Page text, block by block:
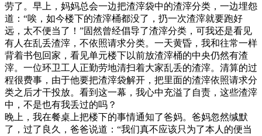
劳了。早上，妈妈总会一边把渣滓袋中的渣滓分类，一边埋怨
道：“唉，如今楼下的渣滓桶都没了，扔一次渣滓就要跑好
远，太不便当了！”固然曾经倡导了渣滓分类，可我还是看见
有人在乱丢渣滓，不依照请求分类。一天黄昏，我和往常一样
背着书包回家，看见单元楼下以前放渣滓桶的中央仍然有渣
滓。一位环卫工人正勤劳地清扫着大家乱丢的渣滓。清算的过
程很费事，由于他要把渣滓袋解开，把里面的渣滓依照请求分
类之后才干投放。看到这一幕，我心中充溢了自责，这些渣滓
中，不是也有我丢过的吗？
晚上，我在餐桌上把楼下的事情通知了爸妈。爸妈忽然缄默
了，过了良久，爸爸说道：“我们真不应该只为了本人的便当